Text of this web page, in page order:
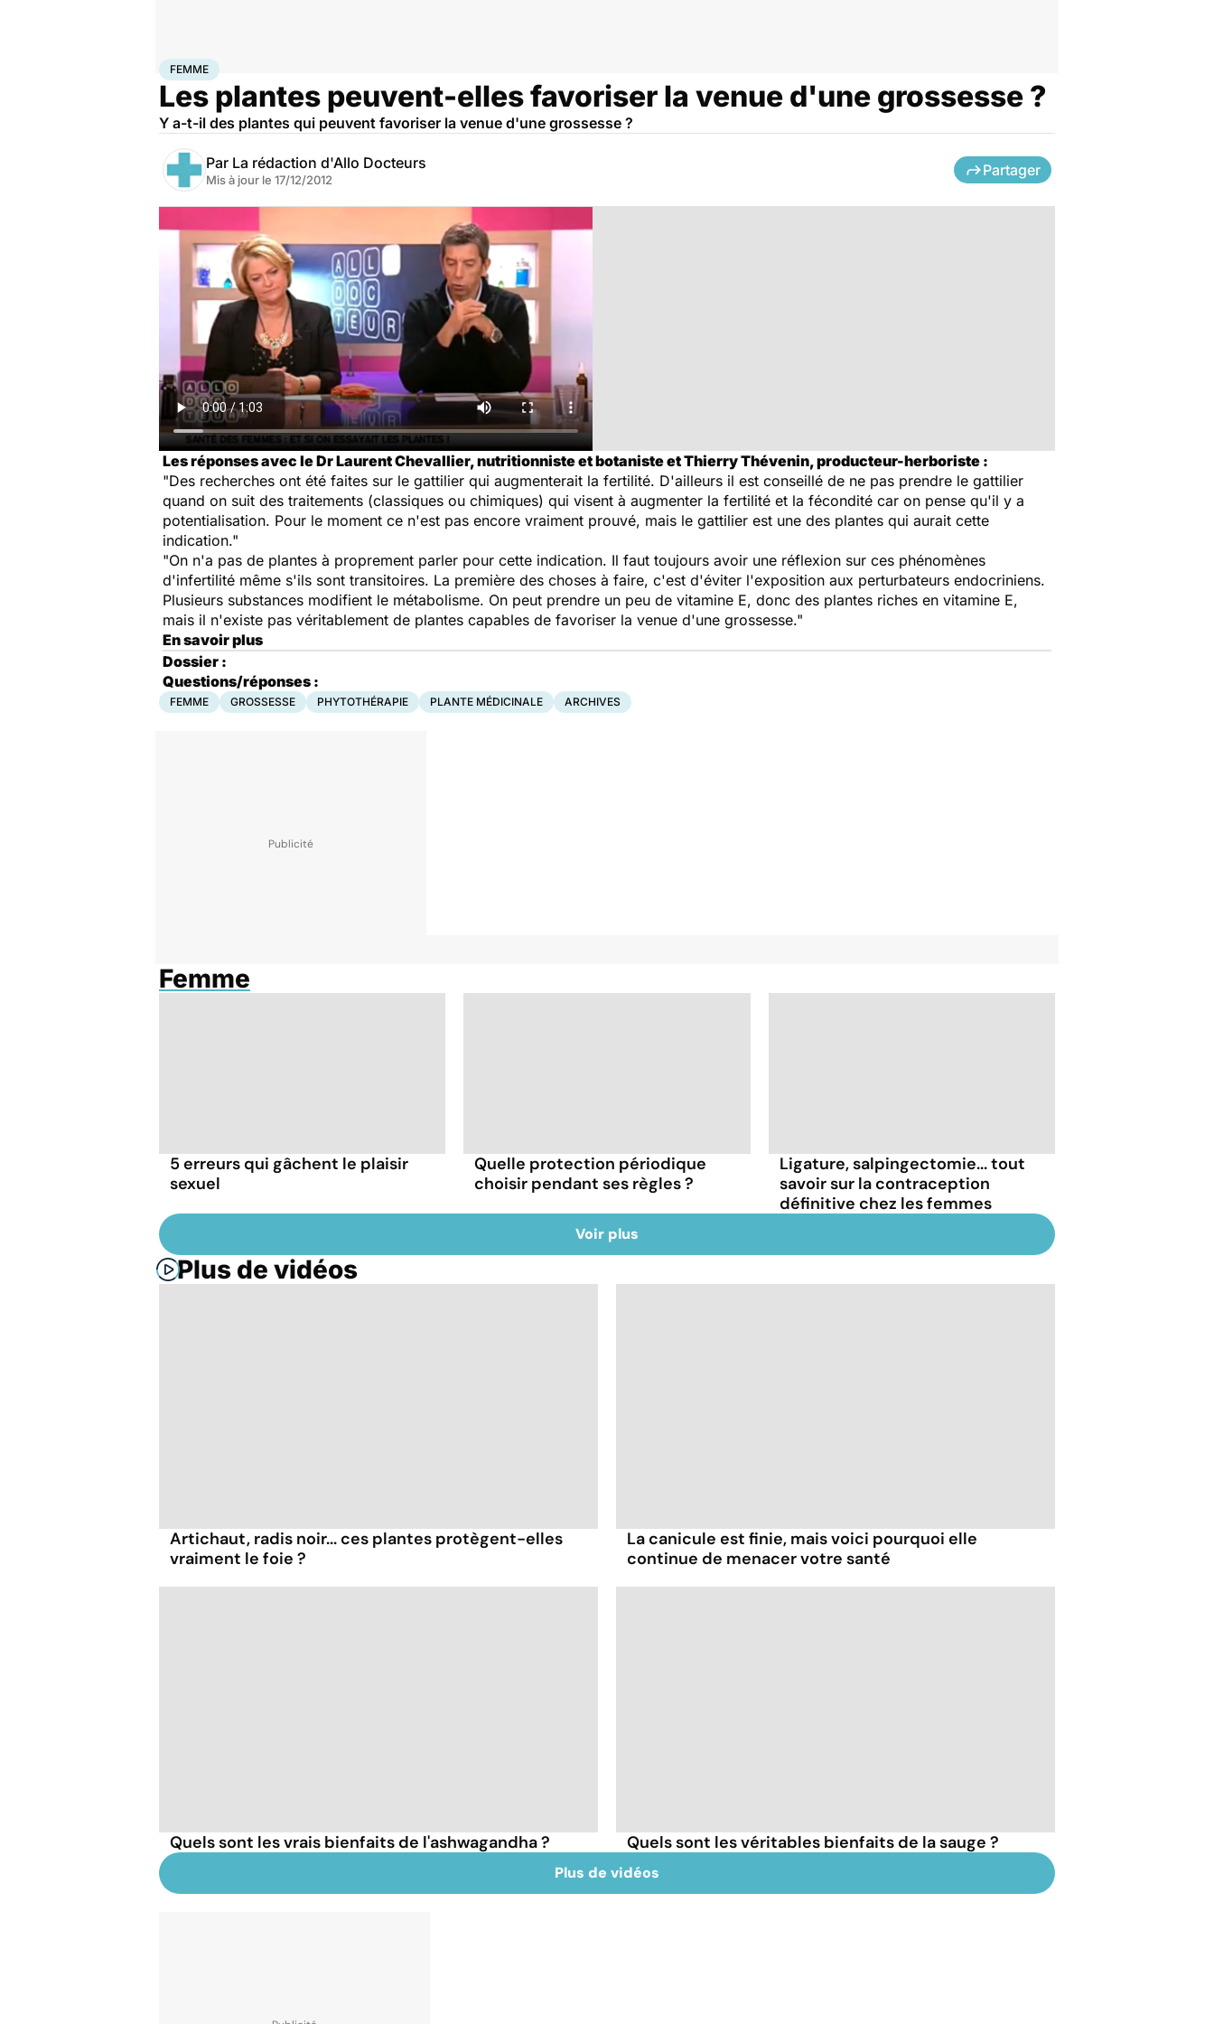
AccueilFamille
FEMME
Les plantes peuvent-elles favoriser la venue d'une grossesse ?
Y a-t-il des plantes qui peuvent favoriser la venue d'une grossesse ?
Par La rédaction d'Allo Docteurs
Mis à jour le 17/12/2012
Partager
Les réponses avec le Dr Laurent Chevallier, nutritionniste et botaniste et Thierry Thévenin, producteur-herboriste :
"Des recherches ont été faites sur le gattilier qui augmenterait la fertilité. D'ailleurs il est conseillé de ne pas prendre le gattilier
quand on suit des traitements (classiques ou chimiques) qui visent à augmenter la fertilité et la fécondité car on pense qu'il y a
potentialisation. Pour le moment ce n'est pas encore vraiment prouvé, mais le gattilier est une des plantes qui aurait cette
indication."
"On n'a pas de plantes à proprement parler pour cette indication. Il faut toujours avoir une réflexion sur ces phénomènes
d'infertilité même s'ils sont transitoires. La première des choses à faire, c'est d'éviter l'exposition aux perturbateurs endocriniens.
Plusieurs substances modifient le métabolisme. On peut prendre un peu de vitamine E, donc des plantes riches en vitamine E,
mais il n'existe pas véritablement de plantes capables de favoriser la venue d'une grossesse."
En savoir plus
Dossier :
Questions/réponses :
FEMME GROSSESSE PHYTOTHÉRAPIE PLANTE MÉDICINALE ARCHIVES
Femme
5 erreurs qui gâchent le plaisir
sexuel
Quelle protection périodique
choisir pendant ses règles ?
Ligature, salpingectomie... tout
savoir sur la contraception
définitive chez les femmes
Voir plus
Plus de vidéos
Artichaut, radis noir... ces plantes protègent-elles
vraiment le foie ?
La canicule est finie, mais voici pourquoi elle
continue de menacer votre santé
Quels sont les vrais bienfaits de l'ashwagandha ? Quels sont les véritables bienfaits de la sauge ?
Plus de vidéos